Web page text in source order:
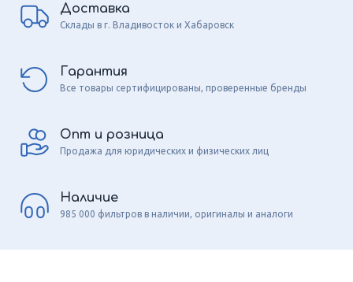
Доставка
Склады в г. Владивосток и Хабаровск
Гарантия
Все товары сертифицированы, проверенные бренды
Опт и розница
Продажа для юридических и физических лиц
Наличие
985 000 фильтров в наличии, оригиналы и аналоги